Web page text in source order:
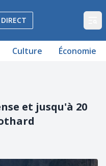
et Fribourg
Culture Économie
et jusqu'à 20